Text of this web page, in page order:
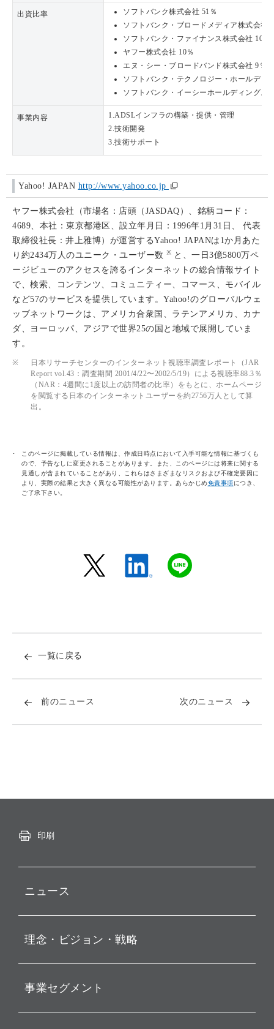
出資比率
ソフトバンク株式会社 51％
ソフトバンク・ブロードメディア株式会社
ソフトバンク・ファイナンス株式会社 10％
ヤフー株式会社 10％
エヌ・シー・ブロードバンド株式会社 9％
ソフトバンク・テクノロジー・ホールディ
ソフトバンク・イーシーホールディングス
事業内容
1.ADSLインフラの構築・提供・管理
2.技術開発
3.技術サポート
Yahoo! JAPAN http://www.yahoo.co.jp
ヤフー株式会社（市場名：店頭（JASDAQ）、銘柄コード：
4689、本社：東京都港区、設立年月日：1996年1月31日、 代表
取締役社長：井上雅博）が運営するYahoo! JAPANは1か月あた
り約2434万人のユニーク・ユーザー数 ※ と、一日3億5800万ペ
ージビューのアクセスを誇るインターネットの総合情報サイト
で、検索、コンテンツ、コミュニティー、コマース、モバイル
など57のサービスを提供しています。Yahoo!のグローバルウェ
ッブネットワークは、アメリカ合衆国、ラテンアメリカ、カナ
ダ、ヨーロッパ、アジアで世界25の国と地域で展開していま
す。
※
日本リサーチセンターのインターネット視聴率調査レポート（JAR
Report vol.43：調査期間 2001/4/22〜2002/5/19）による視聴率88.3％
（NAR：4週間に1度以上の訪問者の比率）をもとに、ホームページ
を閲覧する日本のインターネットユーザーを約2756万人として算
出。
このページに掲載している情報は、作成日時点において入手可能な情報に基づくも
ので、予告なしに変更されることがあります。また、このページには将来に関する
見通しが含まれていることがあり、これらはさまざまなリスクおよび不確定要因に
より、実際の結果と大きく異なる可能性があります。あらかじめ免責事項につき、
ご了承下さい。
一覧に戻る
前のニュース 次のニュース
印刷
ニュース
お知らせ
動画配信
理念・ビジョン・戦略
経営理念
ビジョン
事業セグメント